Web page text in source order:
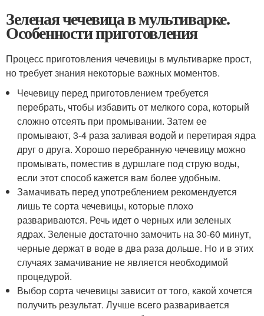
Зеленая чечевица в мультиварке.
Особенности приготовления
Процесс приготовления чечевицы в мультиварке прост,
но требует знания некоторые важных моментов.
Чечевицу перед приготовлением требуется
перебрать, чтобы избавить от мелкого сора, который
сложно отсеять при промывании. Затем ее
промывают, 3-4 раза заливая водой и перетирая ядра
друг о друга. Хорошо перебранную чечевицу можно
промывать, поместив в дуршлаге под струю воды,
если этот способ кажется вам более удобным.
Замачивать перед употреблением рекомендуется
лишь те сорта чечевицы, которые плохо
развариваются. Речь идет о черных или зеленых
ядрах. Зеленые достаточно замочить на 30-60 минут,
черные держат в воде в два раза дольше. Но и в этих
случаях замачивание не является необходимой
процедурой.
Выбор сорта чечевицы зависит от того, какой хочется
получить результат. Лучше всего разваривается